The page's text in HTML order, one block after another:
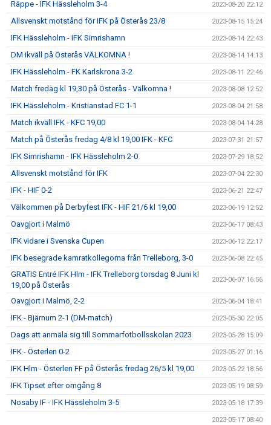
Räppe - IFK Hässleholm 3-4 2023-08-20 22:12
Allsvenskt motstånd för IFK på Österås 23/8 2023-08-15 15:24
IFK Hässleholm - IFK Simrishamn 2023-08-14 22:43
DM ikväll på Österås VÄLKOMNA ! 2023-08-14 14:13
IFK Hässleholm - FK Karlskrona 3-2 2023-08-11 22:46
Match fredag kl 19,30 på Österås - Välkomna ! 2023-08-08 12:52
IFK Hässleholm - Kristianstad FC 1-1 2023-08-04 21:58
Match ikväll IFK - KFC 19,00 2023-08-04 14:28
Match på Österås fredag 4/8 kl 19,00 IFK - KFC 2023-07-31 21:57
IFK Simrishamn - IFK Hässleholm 2-0 2023-07-29 18:52
Allsvenskt motstånd för IFK 2023-07-04 22:30
IFK - HIF 0-2 2023-06-21 22:47
Välkommen på Derbyfest IFK - HIF 21/6 kl 19,00 2023-06-19 12:52
Oavgjort i Malmö 2023-06-17 08:43
IFK vidare i Svenska Cupen 2023-06-12 22:17
IFK besegrade kamratkollegorna från Trelleborg, 3-0 2023-06-08 22:45
GRATIS Entré IFK Hlm - IFK Trelleborg torsdag 8 Juni kl
19,00 på Österås
2023-06-07 16:56
Oavgjort i Malmö, 2-2 2023-06-04 18:41
IFK - Bjärnum 2-1 (DM-match) 2023-05-30 22:05
Dags att anmäla sig till Sommarfotbollsskolan 2023 2023-05-28 15:09
IFK - Österlen 0-2 2023-05-27 01:16
IFK Hlm - Österlen FF på Österås fredag 26/5 kl 19,00 2023-05-22 18:56
IFK Tipset efter omgång 8 2023-05-19 08:59
Nosaby IF - IFK Hässleholm 3-5 2023-05-18 17:39
2023-05-17 08:40